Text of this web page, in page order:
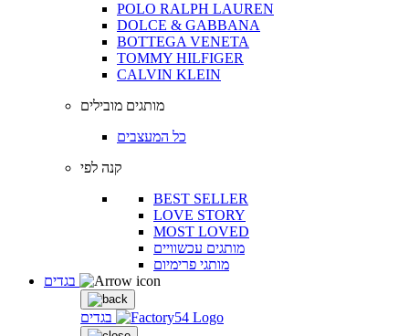
POLO RALPH LAUREN
DOLCE & GABBANA
BOTTEGA VENETA
TOMMY HILFIGER
CALVIN KLEIN
מותגים מובילים
כל המעצבים
קנה לפי
BEST SELLER
LOVE STORY
MOST LOVED
מותגים עכשוויים
מותגי פרימיום
בגדים